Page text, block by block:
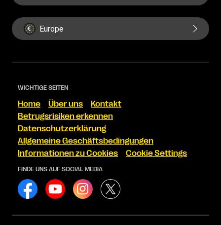
Europe
WICHTIGE SEITEN
Home Über uns
Kontakt
Betrugsrisiken erkennen
Datenschutzerklärung
Allgemeine Geschäftsbedingungen
Informationen zu Cookies
Cookie Settings
FINDE UNS AUF SOCIAL MEDIA